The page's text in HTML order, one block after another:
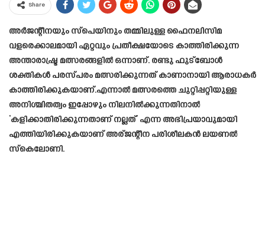
Share
അർജന്റീനയും സ്‌പെയിനും തമ്മിലുള്ള ഫൈനലിസിമ
വളരെക്കാലമായി ഏറ്റവും പ്രതീക്ഷയോടെ കാത്തിരിക്കുന്ന
അന്താരാഷ്ട്ര മത്സരങ്ങളിൽ ഒന്നാണ്. രണ്ടു ഫുട്ബോൾ
ശക്തികൾ പരസ്പരം മത്സരിക്കുന്നത് കാണാനായി ആരാധകർ
കാത്തിരിക്കുകയാണ്.എന്നാൽ മത്സരത്തെ ചുറ്റിപ്പറ്റിയുള്ള
അനിശ്ചിതത്വം ഇപ്പോഴും നിലനിൽക്കുന്നതിനാൽ
‘കളിക്കാതിരിക്കുന്നതാണ് നല്ലത്’ എന്ന അഭിപ്രയാവുമായി
എത്തിയിരിക്കുകയാണ് അര്ജന്റീന പരിശീലകൻ ലയണൽ
സ്കെലോണി.